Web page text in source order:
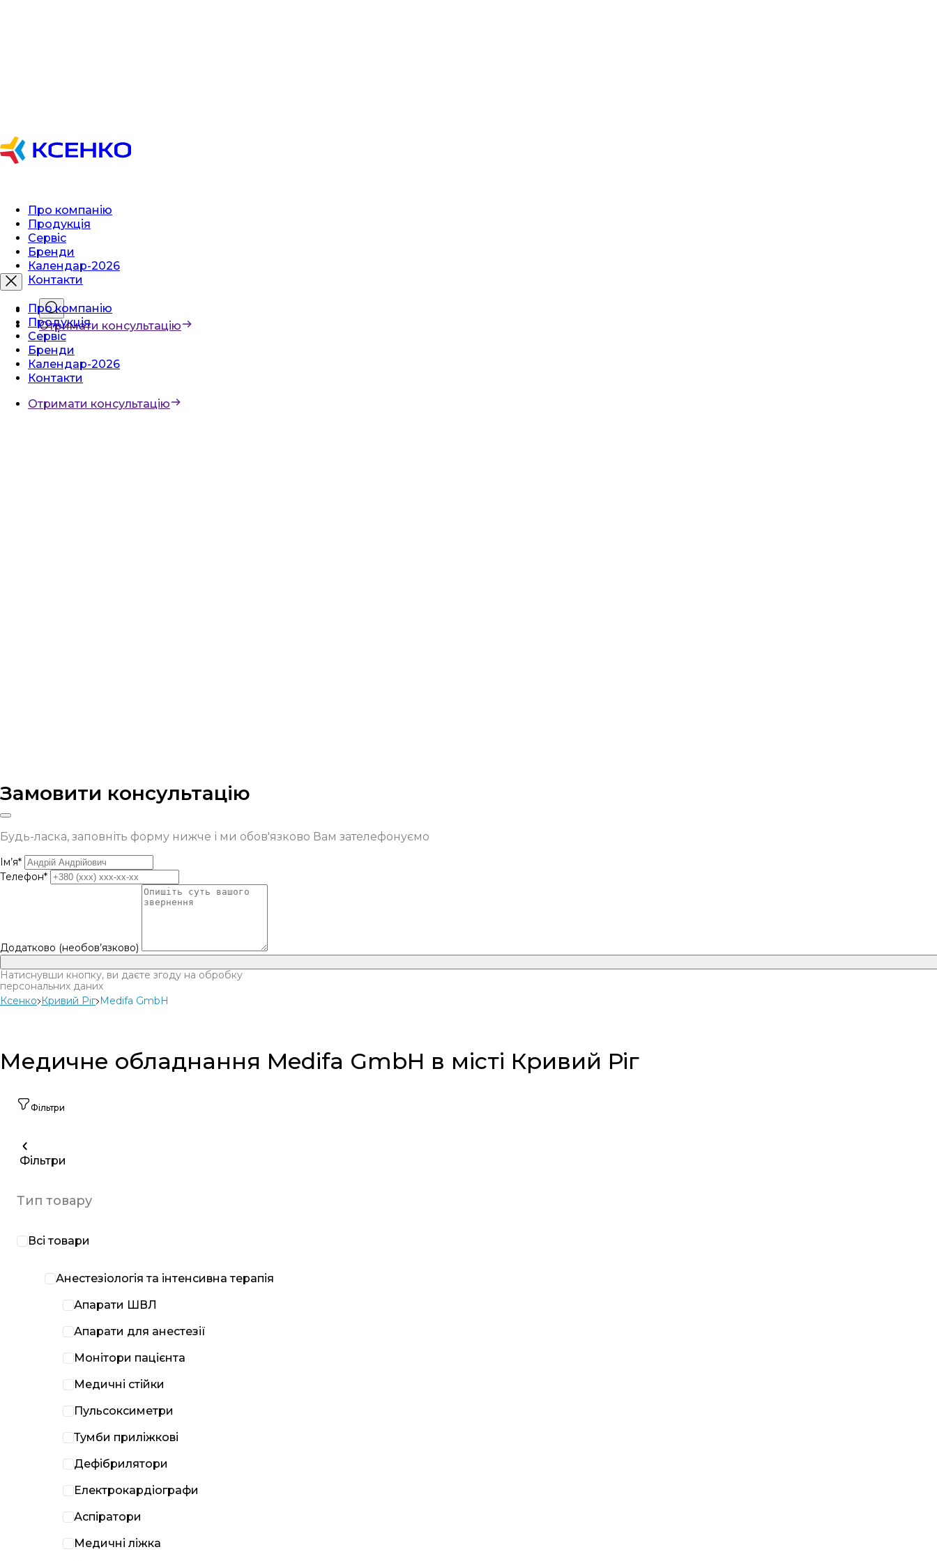
Про компанію
Продукція
Сервіс
Бренди
Календар-2026
Контакти
Отримати консультацію
Про компанію
Продукція
Сервіс
Бренди
Календар-2026
Контакти
Отримати консультацію
Замовити консультацію
Будь-ласка, заповніть форму нижче і ми обов'язково Вам зателефонуємо
Ім’я*
Телефон*
Додатково (необов’язково)
Натиснувши кнопку, ви даєте згоду на обробку
персональних даних
Ксенко Кривий Ріг Medifa GmbH
Медичне обладнання Medifa GmbH в місті Кривий Ріг
Фільтри
Фільтри
Тип товару
Всі товари
Анестезіологія та інтенсивна терапія
Апарати ШВЛ
Апарати для анестезії
Монітори пацієнта
Медичні стійки
Пульсоксиметри
Тумби приліжкові
Дефібрилятори
Електрокардіографи
Аспіратори
Медичні ліжка